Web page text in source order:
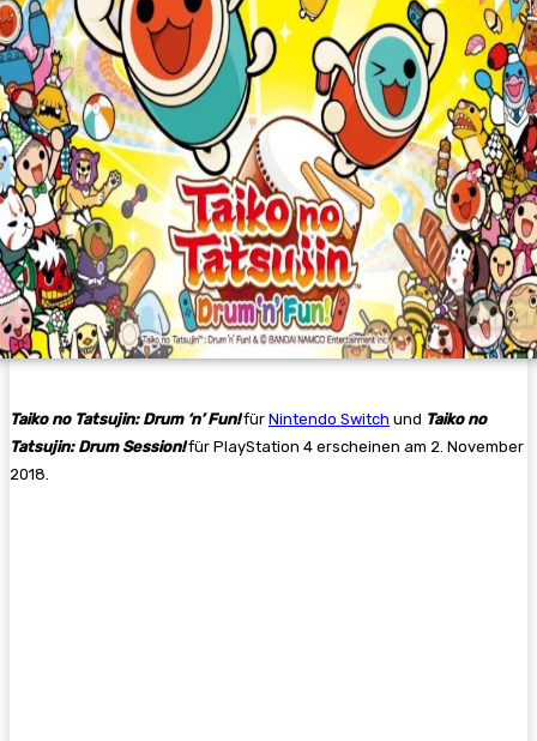
Taiko no Tatsujin: Drum ‘n’ Fun!für Nintendo Switch und Taiko no
Tatsujin: Drum Session!für PlayStation 4 erscheinen am 2. November
2018.